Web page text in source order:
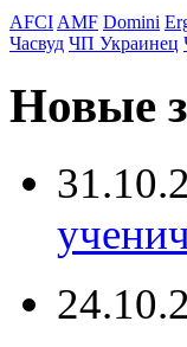
AFCI AMF Domini
Часвуд ЧП Украинец
Новые